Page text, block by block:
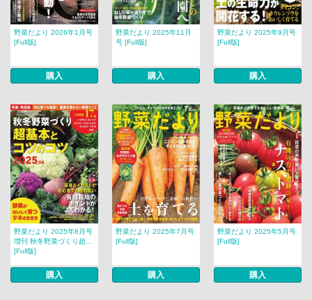
野菜だより 2026年1月号
[Full版]
購入
野菜だより 2025年11月
号 [Full版]
購入
野菜だより 2025年9月号
[Full版]
購入
野菜だより 2025年8月号
増刊 秋冬野菜づくり超...
[Full版]
購入
野菜だより 2025年7月号
[Full版]
購入
野菜だより 2025年5月号
[Full版]
購入